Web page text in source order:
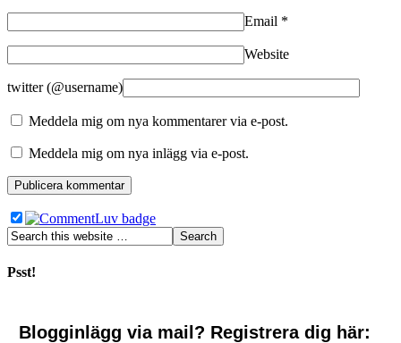
Email *
Website
twitter (@username)
Meddela mig om nya kommentarer via e-post.
Meddela mig om nya inlägg via e-post.
Psst!
Blogginlägg via mail? Registrera dig här: